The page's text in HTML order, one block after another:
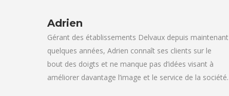
Adrien
Gérant des établissements Delvaux depuis maintenant
quelques années, Adrien connaît ses clients sur le
bout des doigts et ne manque pas d’idées visant à
améliorer davantage l’image et le service de la société.